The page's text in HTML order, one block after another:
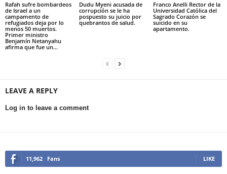
Rafah sufre bombardeos
de Israel a un
campamento de
refugiados deja por lo
menos 50 muertos.
Primer ministro
Benjamín Netanyahu
afirma que fue un...
Dudu Myeni acusada de
corrupción se le ha
pospuesto su juicio por
quebrantos de salud.
Franco Anelli Rector de la
Universidad Católica del
Sagrado Corazón se
suicido en su
apartamento.
LEAVE A REPLY
Log in to leave a comment
11,962 Fans LIKE